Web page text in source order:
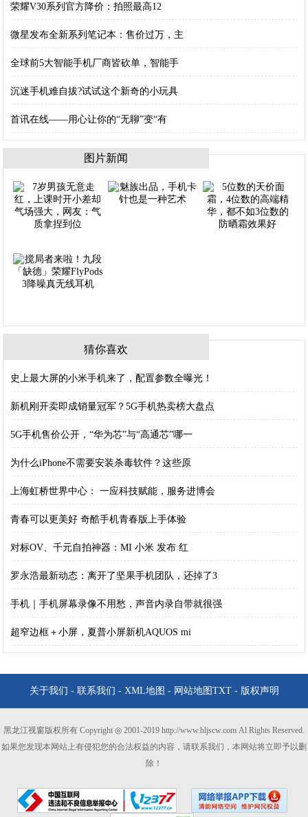
荣耀V30系列官方降价：拍照最高12
微星发布全新系列笔记本：售价过万，主
全球前5大智能手机厂商皆砍单，智能手
沉迷手机难自拔?试试这个新奇的小玩具
首讯在线——用心让你的“无聊”变“有
图片新闻
猜你喜欢
史上最大屏的小米手机来了，配置参数全曝光！
新机刚开卖即成销量冠军？5G手机热卖榜大盘点
5G手机售价公开，“华为芯”与“高通芯”哪一
为什么iPhone不需要安装杀毒软件？这些原
上海虹桥世界中心： 一应科技赋能，服务进博会
青春可以更美好 奇酷手机青春版上手体验
对标OV、千元自拍神器：MI 小米 发布 红
罗永浩最新动态：离开了坚果手机团队，还掉了3
手机｜手机屏幕录像不用愁，声音内录自带就很强
超窄边框＋小屏，夏普小屏新机AQUOS mi
关于我们 - 联系我们 - XML地图 - 网站地图 TXT- 版权声明
黑龙江视窗版权所有 Copyright ◎ 2001-2019 http://www.hljscw.com Al Rights Reserved.
如果您发现本网站上有侵犯您的合法权益的内容，请联系我们，本网站将立即予以删
除！